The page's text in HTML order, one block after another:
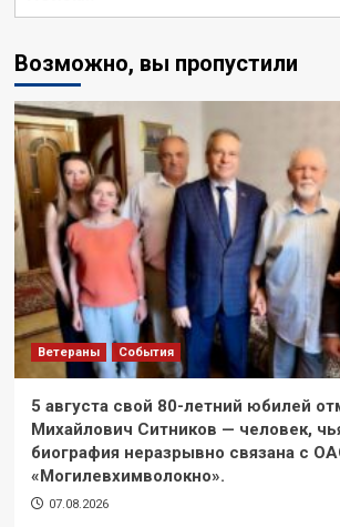
Возможно, вы пропустили
Ветераны События
5 августа свой 80-летний юбилей
Михайлович Ситников — человек,
биография неразрывно связана с
«Могилевхимволокно».
07.08.2026